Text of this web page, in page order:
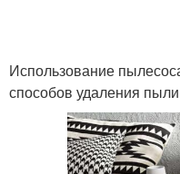
Использование
способов удаления